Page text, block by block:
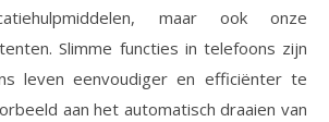
maar ook onze
Slimme functies in telefoons zijn
leven eenvoudiger en efficiënter te
aan het automatisch draaien van